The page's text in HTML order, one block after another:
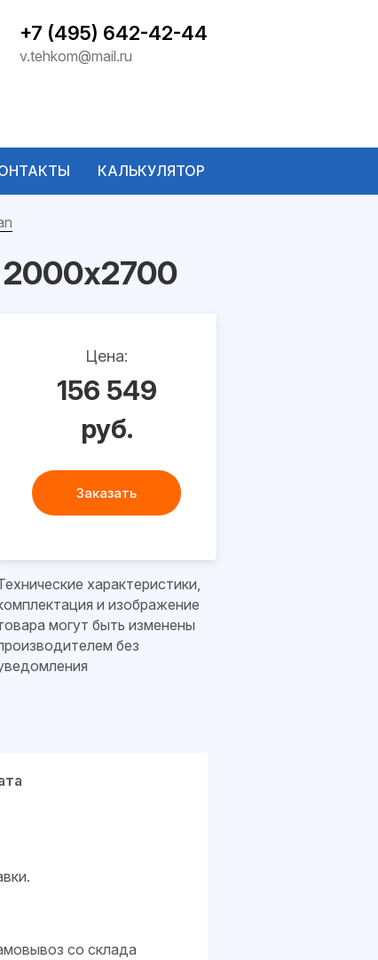
+7 (495) 642-42-44
v.tehkom@mail.ru
КАЛЬКУЛЯТОР
Цена:
156 549
руб.
Заказать
характеристики,
и изображение
могут быть изменены
без
со склада